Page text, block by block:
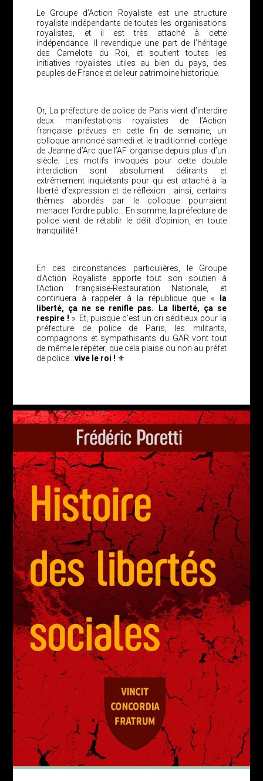
Le Groupe d’Action Royaliste est une structure
royaliste indépendante de toutes les organisations
royalistes, et il est très attaché à cette
indépendance. Il revendique une part de l’héritage
des Camelots du Roi, et soutient toutes les
initiatives royalistes utiles au bien du pays, des
peuples de France et de leur patrimoine historique.
Or, La préfecture de police de Paris vient d’interdire
deux manifestations royalistes de l’Action
française prévues en cette fin de semaine, un
colloque annoncé samedi et le traditionnel cortège
de Jeanne d’Arc que l’AF organise depuis plus d’un
siècle. Les motifs invoqués pour cette double
interdiction sont absolument délirants et
extrêmement inquiétants pour qui est attaché à la
liberté d’expression et de réflexion : ainsi, certains
thèmes abordés par le colloque pourraient
menacer l’ordre public… En somme, la préfecture de
police vient de rétablir le délit d’opinion, en toute
tranquillité !
En ces circonstances particulières, le Groupe
d’Action Royaliste apporte tout son soutien à
l’Action française-Restauration Nationale, et
continuera à rappeler à la république que «
la
liberté, ça ne se renifle pas. La liberté, ça se
respire ! ». Et, puisque c’est un cri séditieux pour la
préfecture de police de Paris, les militants,
compagnons et sympathisants du GAR vont tout
de même le répéter, que cela plaise ou non au préfet
de police :vive le roi ! ⚜️